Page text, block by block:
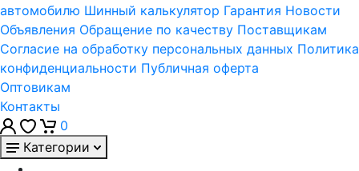
автомобилю Шинный калькулятор Гарантия Новости
Объявления Обращение по качеству Поставщикам
Согласие на обработку персональных данных Политика
конфиденциальности Публичная оферта
Оптовикам
Контакты
0
Категории